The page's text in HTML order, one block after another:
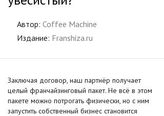
Автор: Coffee Machine
Издание: Franshiza.ru
Заключая договор, наш партнёр получает
целый франчайзинговый пакет. Не всё в этом
пакете можно потрогать физически, но с ним
запустить собственный бизнес становится